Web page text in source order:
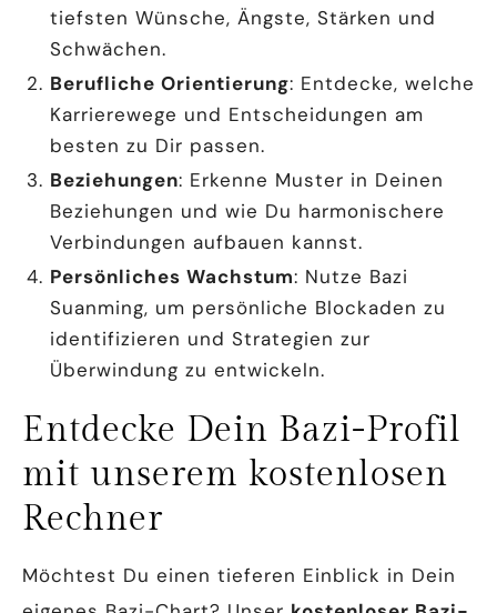
tiefsten Wünsche, Ängste, Stärken und
Schwächen.
Berufliche Orientierung: Entdecke, welche
Karrierewege und Entscheidungen am
besten zu Dir passen.
Beziehungen: Erkenne Muster in Deinen
Beziehungen und wie Du harmonischere
Verbindungen aufbauen kannst.
Persönliches Wachstum: Nutze Bazi
Suanming, um persönliche Blockaden zu
identifizieren und Strategien zur
Überwindung zu entwickeln.
Entdecke Dein Bazi-Profil
mit unserem kostenlosen
Rechner
Möchtest Du einen tieferen Einblick in Dein